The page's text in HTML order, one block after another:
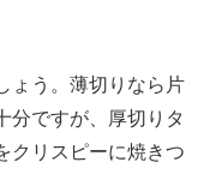
ょう。薄切りなら片
分ですが、厚切りタ
クリスピーに焼きつ